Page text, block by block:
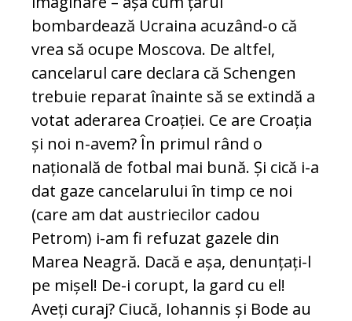
bombardează Ucraina acuzând-o că
vrea să ocupe Moscova. De altfel,
cancelarul care declara că Schengen
trebuie reparat înainte să se extindă a
votat aderarea Croației. Ce are Croația
și noi n-avem? În primul rând o
națională de fotbal mai bună. Și cică i-a
dat gaze cancelarului în timp ce noi
(care am dat austriecilor cadou
Petrom) i-am fi refuzat gazele din
Marea Neagră. Dacă e așa, denunțați-l
pe mișel! De-i corupt, la gard cu el!
Aveți curaj? Ciucă, Iohannis și Bode au